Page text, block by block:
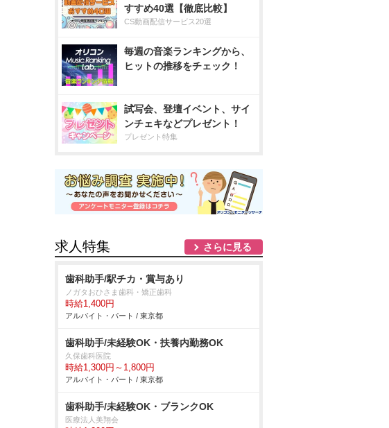
すすめ40選【徹底比較】
CS動画配信サービス20選
毎週の音楽ランキングから、
ヒットの推移をチェック！
試写会、登壇イベント、サイ
ンチェキなどプレゼント！
プレゼント特集
求人特集 さらに見る
歯科助手/駅チカ・賞与あり
ノガタおひさま歯科・矯正歯科
時給1,400円
アルバイト・パート / 東京都
歯科助手/未経験OK・扶養内勤務OK
久保歯科医院
時給1,300円～1,800円
アルバイト・パート / 東京都
歯科助手/未経験OK・ブランクOK
医療法人美翔会